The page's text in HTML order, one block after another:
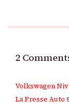
2
Volkswagen
La Presse Auto